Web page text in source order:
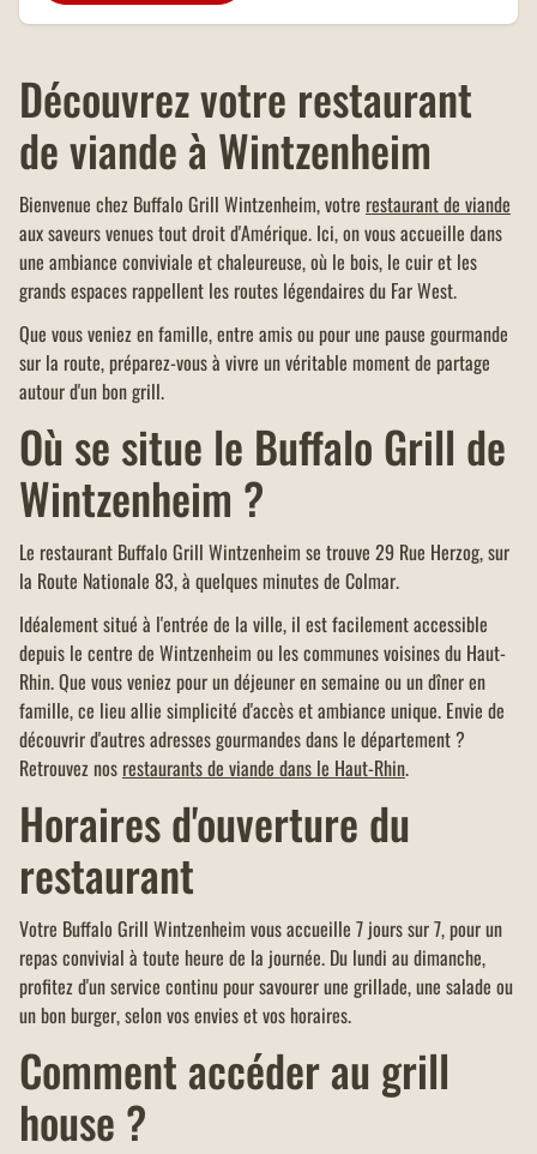
d'un montant minimum de 40
Un menu KIDS offert dans tous
les restaurants Buffalo Grill sur
présentation de votre carte
famille nombreuse et dans la
addition.
Découvrez votre restaurant
de viande à Wintzenheim
Bienvenue chez Buffalo Grill Wintzenheim, votre restaurant de viande
aux saveurs venues tout droit d'Amérique. Ici, on vous accueille dans
une ambiance conviviale et chaleureuse, où le bois, le cuir et les
grands espaces rappellent les routes légendaires du Far West.
Que vous veniez en famille, entre amis ou pour une pause gourmande
sur la route, préparez-vous à vivre un véritable moment de partage
autour d'un bon grill.
Où se situe le Buffalo Grill de
Wintzenheim ?
Le restaurant Buffalo Grill Wintzenheim se trouve 29 Rue Herzog, sur
la Route Nationale 83, à quelques minutes de Colmar.
Idéalement situé à l'entrée de la ville, il est facilement accessible
depuis le centre de Wintzenheim ou les communes voisines du Haut-
Rhin. Que vous veniez pour un déjeuner en semaine ou un dîner en
famille, ce lieu allie simplicité d'accès et ambiance unique. Envie de
découvrir d'autres adresses gourmandes dans le département ?
Retrouvez nos restaurants de viande dans le Haut-Rhin.
Horaires d'ouverture du
restaurant
Votre Buffalo Grill Wintzenheim vous accueille 7 jours sur 7, pour un
repas convivial à toute heure de la journée. Du lundi au dimanche,
profitez d'un service continu pour savourer une grillade, une salade ou
un bon burger, selon vos envies et vos horaires.
Comment accéder au grill
house ?